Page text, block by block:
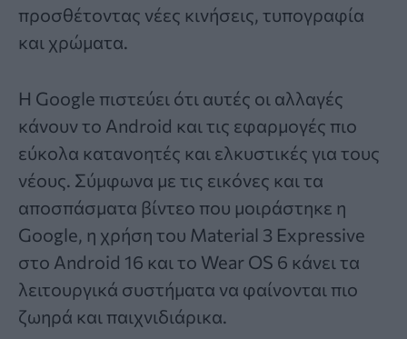
προσθέτοντας νέες κινήσεις, τυπογραφία
και χρώματα.
Η Google πιστεύει ότι αυτές οι αλλαγές
κάνουν το Android και τις εφαρμογές πιο
εύκολα κατανοητές και ελκυστικές για τους
νέους. Σύμφωνα με τις εικόνες και τα
αποσπάσματα βίντεο που μοιράστηκε η
Google, η χρήση του Material 3 Expressive
στο Android 16 και το Wear OS 6 κάνει τα
λειτουργικά συστήματα να φαίνονται πιο
ζωηρά και παιχνιδιάρικα.